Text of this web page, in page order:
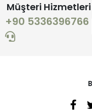
Müşteri Hizmetleri
+90 5336396766